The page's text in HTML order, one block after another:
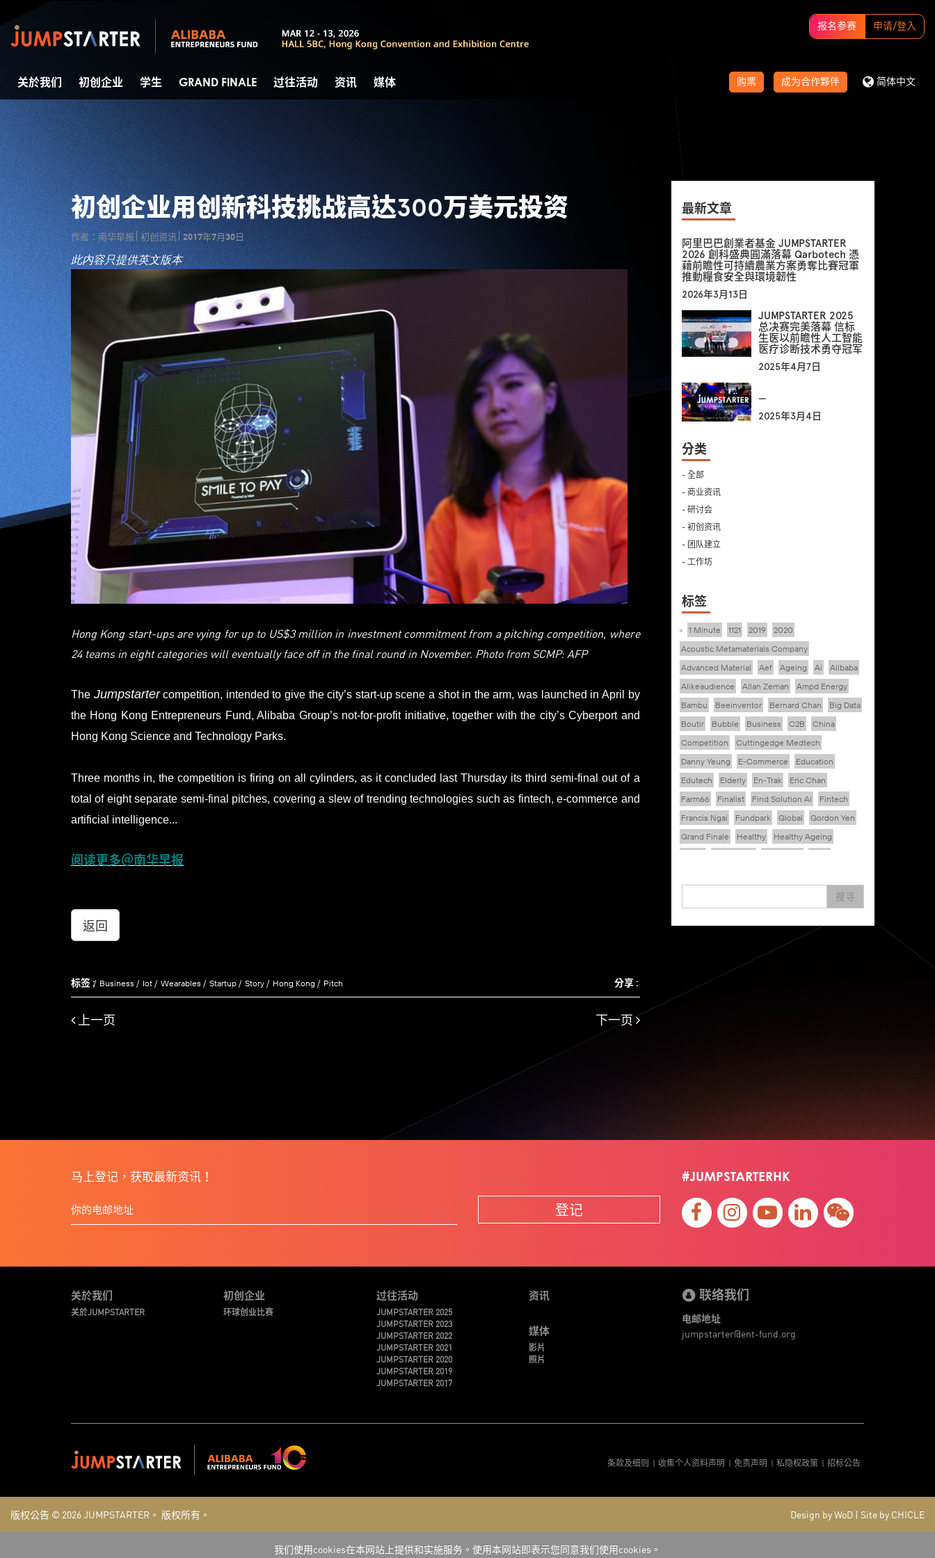
报名参赛 申请/登入
购票 成为合作夥伴 简体中文
关於我们 初创企业 学生 GRAND FINALE 过往活动 资讯 媒体
初创企业用创新科技挑战高达300万美元投资
作者：南华早报 初创资讯 2017年7月30日
此内容只提供英文版本
Hong Kong start-ups are vying for up to US$3 million in investment commitment from a pitching competition, where
24 teams in eight categories will eventually face off in the final round in November. Photo from SCMP: AFP
The Jumpstartercompetition, intended to give the city’s start-up scene a shot in the arm, was launched in April by
the Hong Kong Entrepreneurs Fund, Alibaba Group’s not-for-profit initiative, together with the city’s Cyberport and
Hong Kong Science and Technology Parks.
Three months in, the competition is firing on all cylinders, as it concluded last Thursday its third semi-final out of a
total of eight separate semi-final pitches, covering a slew of trending technologies such as fintech, e-commerce and
artificial intelligence...
阅读更多＠南华早报
返回
标签 : Business Iot Wearables Startup Story Hong Kong Pitch 分享 :
上一页 下一页
最新文章
阿里巴巴創業者基金 JUMPSTARTER
2026 創科盛典圓滿落幕 Qarbotech 憑
藉前瞻性可持續農業方案勇奪比賽冠軍
推動糧食安全與環境韌性
2026年3月13日
JUMPSTARTER 2025
总决赛完美落幕 信标
生医以前瞻性人工智能
医疗诊断技术勇夺冠军
2025年4月7日
—
2025年3月4日
分类
- 全部
- 商业资讯
- 研讨会
- 初创资讯
- 团队建立
- 工作坊
标签
1 Minute 1121 2019
2020
Acoustic Metamaterials Company
Advanced Material
Aef Ageing Ai
Alibaba
Alikeaudience
Allan Zeman
Ampd Energy
Bambu
Beeinventor Bernard Chan
Big Data
Boutir
Bubble Business C2B
China
Competition
Cuttingedge Medtech
Danny Yeung
E-Commerce
Education
Edutech
Elderly En-Trak
Eric Chan
Farm66
Finalist Find Solution Ai
Fintech
Francis Ngai
Fundpark Global
Gordon Yen
Grand Finale
Healthy
Healthy Ageing
Iot
Ipharma Limited
Joe Kwan
Jumpstarter
Jumpstarter 2021
Jumpstarter/2019
Jumpstarter/2019/event/startup/investor/corporate
Jumpstarter2017
Soft Wearable Robotics Limited
Technology
Teddy Chan Themills
Tips
Travel
Viewider Wearables
专家观点
全港最大規模創業比賽
創業盛典
嚴震銘
夢想本應翺翔
张柏鸿
總決賽
线上视频
搜寻
马上登记，获取最新资讯！
登记
#JUMPSTARTERHK
关於我们
关於JUMPSTARTER
初创企业
环球创业比赛
过往活动
JUMPSTARTER 2025
JUMPSTARTER 2023
JUMPSTARTER 2022
JUMPSTARTER 2021
JUMPSTARTER 2020
JUMPSTARTER 2019
JUMPSTARTER 2017
资讯
媒体
影片
照片
联络我们
电邮地址
jumpstarter@ent-fund.org
条款及细则 收集个人资料声明 免责声明 私隐权政策 招标公告
版权公告 © 2026JUMPSTARTER。 版权所有。 Design by WoD | Site by CHICLE
我们使用cookies在本网站上提供和实施服务。使用本网站即表示您同意我们使用cookies。